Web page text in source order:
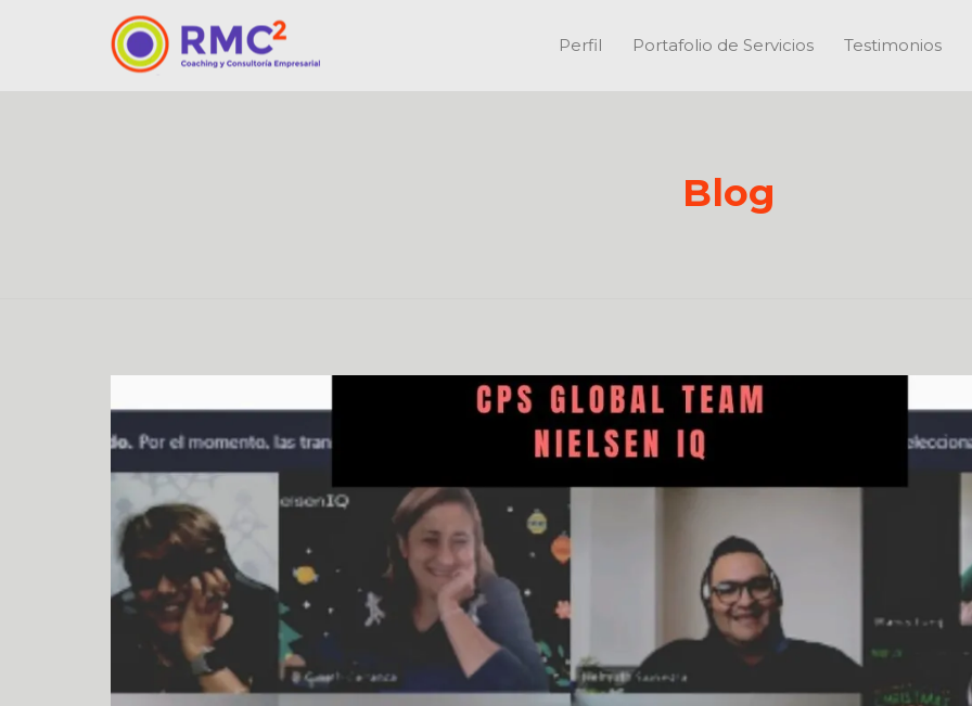
Perfil Portafolio de Servicios Testimonios
Blog